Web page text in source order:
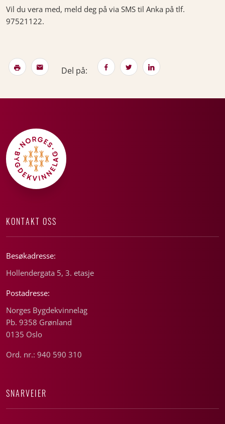
Vil du vera med, meld deg på via SMS til Anka på tlf.
97521122.
Del på:
KONTAKT OSS
Besøkadresse:
Hollendergata 5, 3. etasje
Postadresse:
Norges Bygdekvinnelag
Pb. 9358 Grønland
0135 Oslo
Ord. nr.: 940 590 310
SNARVEIER